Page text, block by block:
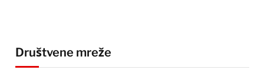
Društvene mreže